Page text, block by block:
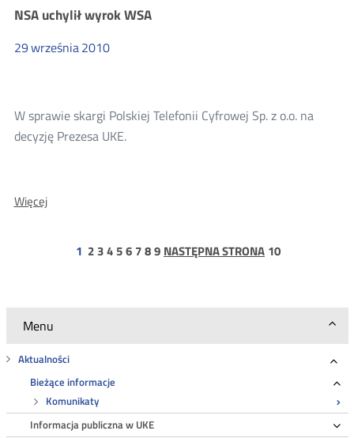
Menu
Aktualności
Bieżące informacje
Komunikaty
Informacja publiczna w UKE
stacji
nadawczych
DVB-
NSA uchylił wyrok WSA
29września2010
W sprawie skargi Polskiej Telefonii Cyfrowej Sp. z o.o. na
decyzję Prezesa UKE.
WięcejO:
wyrok1 strona
2 strona
3strona
4strona
5strona
6 strona
7strona
8strona
9 NASTĘPNA STRONA 10strona